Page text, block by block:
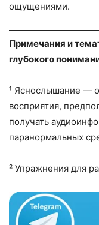
ощущениями.
Примечания и
глубокого
¹ Яснослышание —
восприятия,
получать
паранормальных
² Упражнения для